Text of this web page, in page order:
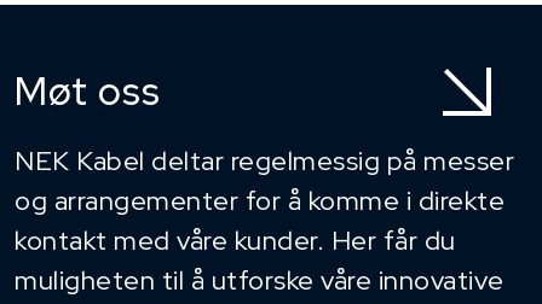
Møt oss
NEK Kabel deltar regelmessig på messer
og arrangementer for å komme i direkte
kontakt med våre kunder. Her får du
muligheten til å utforske våre innovative